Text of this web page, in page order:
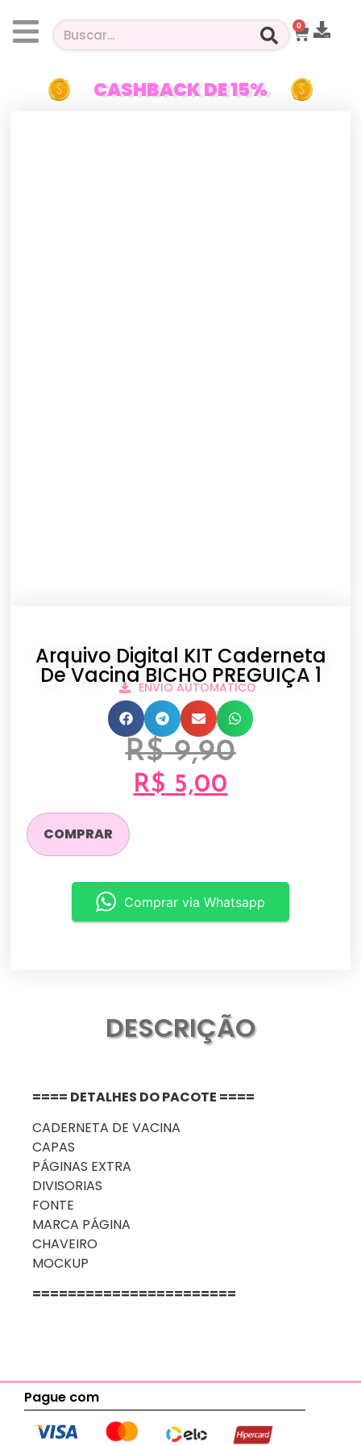
0
CASHBACK DE 15%
Arquivo Digital KIT Caderneta
De Vacina BICHO PREGUIÇA 1
ENVIO AUTOMATICO
R$9,90
R$ 5,00
COMPRAR
Comprar via Whatsapp
DESCRIÇÃO
==== DETALHES DO PACOTE ====
CADERNETA DE VACINA
CAPAS
PÁGINAS EXTRA
DIVISORIAS
FONTE
MARCA PÁGINA
CHAVEIRO
MOCKUP
=======================
Pague com